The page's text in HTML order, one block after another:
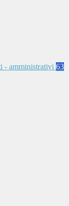
- amministrativi 63